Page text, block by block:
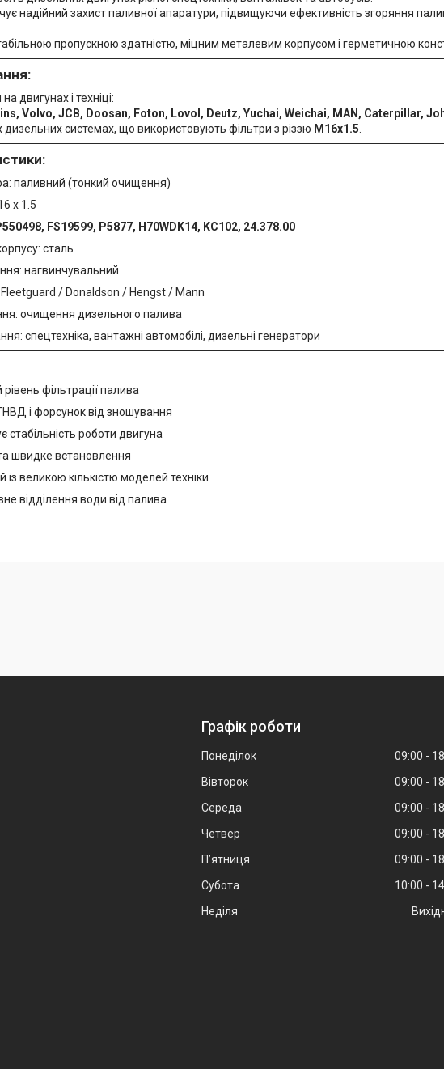
надійний захист паливної апаратури, підвищуючи ефективність згоряння
пропускною здатністю, міцним металевим корпусом і герметичною
двигунах і техніці:
Volvo, JCB, Doosan, Foton, Lovol, Deutz, Yuchai, Weichai, MAN, Caterpillar,
дизельних системах, що використовують фільтри з різзю M16x1.5
паливний (тонкий очищення)
x 1.5
FS19599, P5877, H70WDK14, KC102, 24.378.00
сталь
нагвинчувальний
/ Donaldson / Hengst / Mann
очищення дизельного палива
спецтехніка, вантажні автомобілі, дизельні генератори
фільтрації палива
і форсунок від зношування
стабільність роботи двигуна
швидке встановлення
із великою кількістю моделей техніки
відділення води від палива
Графік роботи
Понеділок 09:00
Вівторок
09:00
Середа
09:00
Четвер
09:00
Пʼятниця
09:00
Субота
10:00
Неділя